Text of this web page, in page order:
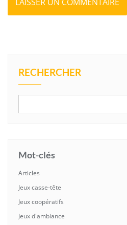
RECHERCHER
Search
Mot-clés
Articles
Jeux casse-tête
Jeux coopératifs
Jeux d'ambiance